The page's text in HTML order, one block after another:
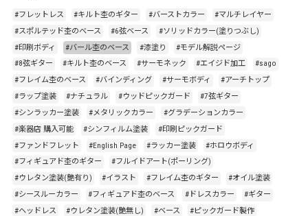
#フレットレス #キルト杢のギター #バーストカラー
#マルチレイヤー
#スポルテッド杢のベース
#6弦ベース
#ソリッドカラー(塗りつぶし)
#印刷ボディ
#バール杢のベース #漆塗り
#モデル解説ページ
#8弦ギター
#キルト杢のベース #サーモネック #エイジド加工
#sago
#フレイム杢のベース
#バインディング #サーモボディ
#アーチトップ
#ラップ塗装
#ナチュラル #ウッドピックガード
#7弦ギター
#シンラッカー塗装
#メタリックカラー
#グラデーションカラー
#楽器店 購入可能
#シンフィルム塗装
#印刷ピックガード
#ファンドフレット
#English Page #ラッカー塗装
#ホロウボディ
#フィギュアド杢のギター
#フルイドアート(ポーリング)
#ウレタン塗装(艶有り)
#イラスト #フレイム杢のギター
#オイル塗装
#シースルーカラー
#フィギュアド杢のベース #ドレスカラー
#ギター
#ヘッドレス
#ウレタン塗装(艶無し) #ベース
#ピックガード製作